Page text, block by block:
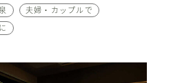
夫婦・カップルで